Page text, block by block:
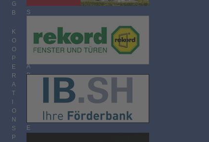
G
B
K
O
O
P
E
R
A
T
O
N
S
P
S
A
B
E